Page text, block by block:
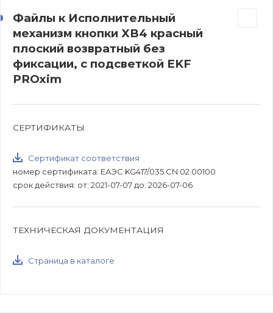
Файлы к Исполнительный
механизм кнопки XB4 красный
плоский возвратный без
фиксации, с подсветкой EKF
PROxim
СЕРТИФИКАТЫ
Сертификат соответствия
номер сертификата: ЕАЭС KG417/035.CN.02.00100
срок действия: от: 2021-07-07 до: 2026-07-06
ТЕХНИЧЕСКАЯ ДОКУМЕНТАЦИЯ
Страница в каталоге